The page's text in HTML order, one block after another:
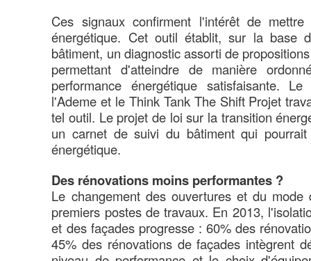
Ces signaux confirment l'intérêt de
énergétique. Cet outil établit, sur la base
bâtiment, un diagnostic assorti de
permettant d'atteindre de manière
performance énergétique satisfaisante.
l'Ademe et le Think Tank The Shift Projet
tel outil. Le projet de loi sur la transition
un carnet de suivi du bâtiment qui
énergétique.
Des rénovations moins performantes ?
Le changement des ouvertures et du mode
premiers postes de travaux. En 2013,
et des façades progresse : 60% des
45% des rénovations de façades intègrent